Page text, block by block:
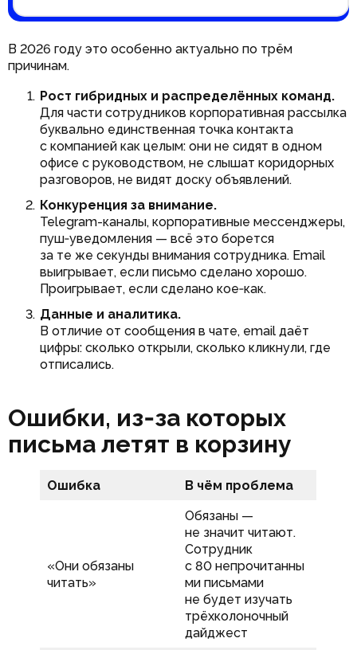
В 2026 году это особенно актуально по трём
причинам.
Рост гибридных и распределённых команд.
Для части сотрудников корпоративная рассылка
буквально единственная точка контакта
с компанией как целым: они не сидят в одном
офисе с руководством, не слышат коридорных
разговоров, не видят доску объявлений.
Конкуренция за внимание.
Telegram-каналы, корпоративные мессенджеры,
пуш‑уведомления — всё это борется
за те же секунды внимания сотрудника. Email
выигрывает, если письмо сделано хорошо.
Проигрывает, если сделано кое‑как.
Данные и аналитика.
В отличие от сообщения в чате, email даёт
цифры: сколько открыли, сколько кликнули, где
отписались.
Ошибки, из‑за которых
письма летят в корзину
Ошибка В чём проблема
«Они обязаны
читать»
Обязаны —
не значит читают.
Сотрудник
с 80 непрочитанны
ми письмами
не будет изучать
трёхколоночный
дайджест